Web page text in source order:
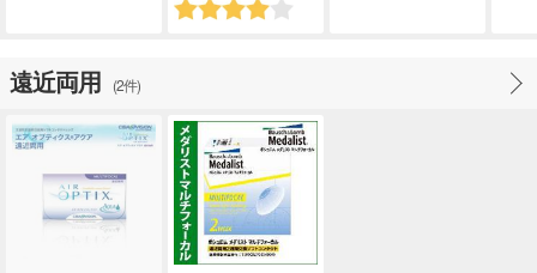
遠近両用 (2件)